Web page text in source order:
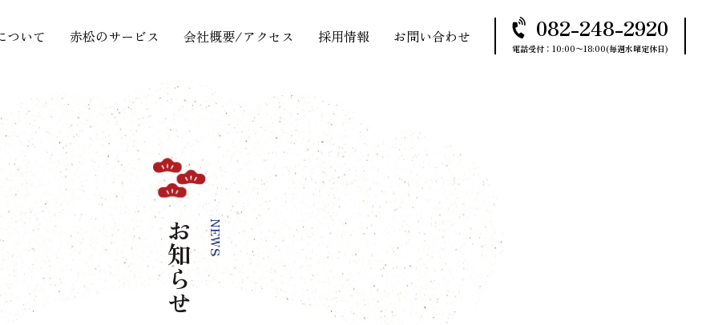
ついて 赤松のサービス 会社概要/アクセス 採用情報 お問い合わせ 082-248-2920
電話受付：10:00〜18:00(毎週水曜定休日)
NEWS
お知らせ